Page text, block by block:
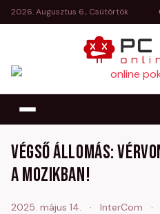
2026. Augusztus 6., Csütörtök
Végső állomás:
a mozikban!
2025. május 14. · InterCom ·